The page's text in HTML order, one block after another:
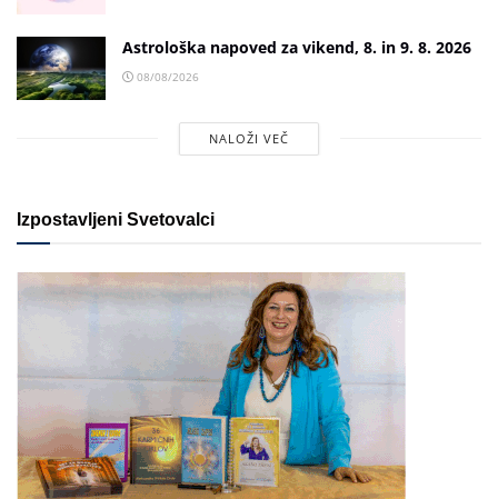
Astrološka napoved za vikend, 8. in 9. 8. 2026
08/08/2026
NALOŽI VEČ
Izpostavljeni Svetovalci